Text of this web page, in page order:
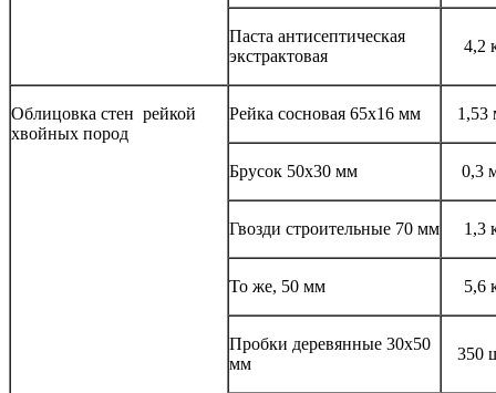
Паста антисептическая
экстрактовая
4,2
Облицовка стен рейкой
хвойных пород
Рейка сосновая 65x16 мм 1,53
Брусок 50x30 мм 0,3
Гвозди строительные 70 мм 1,3
То же, 50 мм 5,6
Пробки деревянные 30x50
мм
350